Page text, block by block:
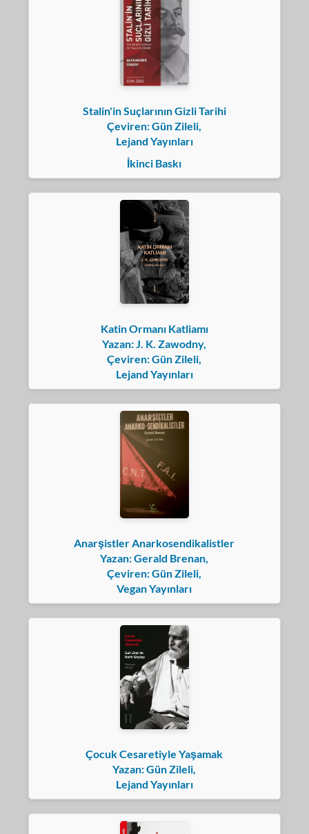
Stalin'in Suçlarının Gizli Tarihi
Çeviren: Gün Zileli,
Lejand Yayınları
İkinci Baskı
Katin Ormanı Katliamı
Yazan: J. K. Zawodny,
Çeviren: Gün Zileli,
Lejand Yayınları
Anarşistler Anarkosendikalistler
Yazan: Gerald Brenan,
Çeviren: Gün Zileli,
Vegan Yayınları
Çocuk Cesaretiyle Yaşamak
Yazan: Gün Zileli,
Lejand Yayınları